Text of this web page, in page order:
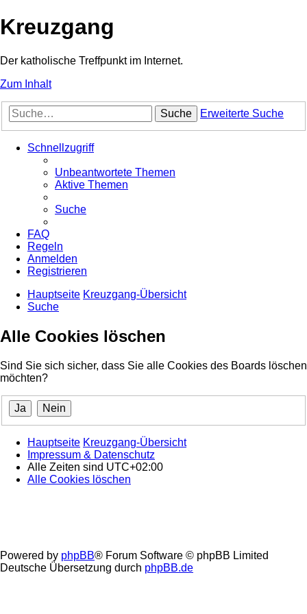
Kreuzgang
Der katholische Treffpunkt im Internet.
Zum Inhalt
Suche Erweiterte Suche
Schnellzugriff
Unbeantwortete Themen
Aktive Themen
Suche
FAQ
Regeln
Anmelden
Registrieren
Hauptseite Kreuzgang-Übersicht
Suche
Alle Cookies löschen
Sind Sie sich sicher, dass Sie alle Cookies des Boards löschen
möchten?
Hauptseite Kreuzgang-Übersicht
Impressum & Datenschutz
Alle Zeiten sind UTC+02:00
Alle Cookies löschen
Powered by phpBB® Forum Software © phpBB Limited
Deutsche Übersetzung durch phpBB.de